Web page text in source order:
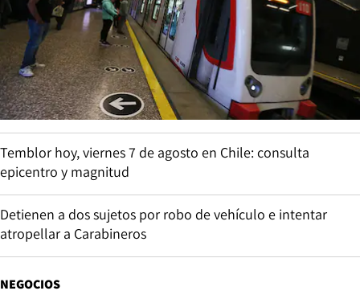
Temblor hoy, viernes 7 de agosto en Chile: consulta
epicentro y magnitud
Detienen a dos sujetos por robo de vehículo e intentar
atropellar a Carabineros
NEGOCIOS